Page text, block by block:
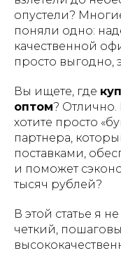
опустели?
поняли одно:
качественной
просто выгодно,
Вы ищете, где
оптом? Отлично.
хотите просто
партнера,
поставками,
и поможет
тысяч рублей?
В этой статье я
четкий,